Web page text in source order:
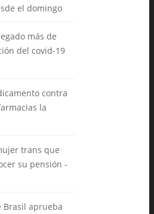
el domingo
más de
del covid-19
contra
la
trans que
su pensión -
Brasil aprueba